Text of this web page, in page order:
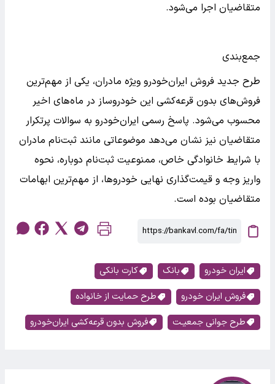
متقاضیان اجرا می‌شود.
جمع‌بندی
طرح جدید فروش ایران‌خودرو ویژه مادران، یکی از مهم‌ترین
فروش‌های بدون قرعه‌کشی این خودروساز در ماه‌های اخیر
محسوب می‌شود. پاسخ رسمی ایران‌خودرو به سوالات پرتکرار
متقاضیان نیز نشان می‌دهد موضوعاتی مانند ثبت‌نام مادران
با شرایط خانوادگی خاص، ممنوعیت ثبت‌نام دوباره، نحوه
واریز وجه و قیمت‌گذاری نهایی خودروها، از مهم‌ترین ابهامات
متقاضیان بوده است.
ایران خودرو بانک
کارت بانکی
فروش ایران خودرو
طرح حمایت از خانواده
طرح جوانی جمعیـت
فروش بدون قرعه‌کشی ایران‌خودرو